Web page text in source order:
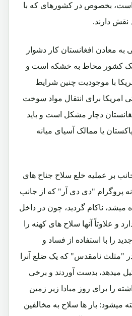
است، بخصوص در کشورهای که با
نقش دارند.
به معادن افغانستان کار دشوار
یک کشور محاط به خشکه است و
با موجودیت چنین شرایط
امریکا برای انتقال مواد سوخت
دچار مشکل است و باید
یا ممالک آسیای میانه
بر عملیه خلع سلاح جناح های
پروگرام "دی دی آر" که از جانب
ناکام گردید، چون در داخل
و علاوتاً آنها سلاح های کهنه را
را با استفاده از فساد و
"مثلث نامقدس" که یک ضلع آنرا
میدهد، بدست آوردند و برخی
را برای روز مبادا زیر زمین
ـ اینکه گفته میشود: بار ها سلاح به مخالفین